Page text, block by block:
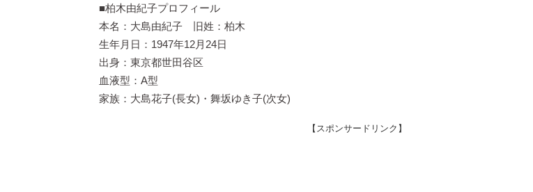
■柏木由紀子プロフィール
本名：大島由紀子 旧姓：柏木
生年月日：1947年12月24日
出身：東京都世田谷区
血液型：A型
家族：大島花子(長女)・舞坂ゆき子(次女)
【スポンサードリンク】